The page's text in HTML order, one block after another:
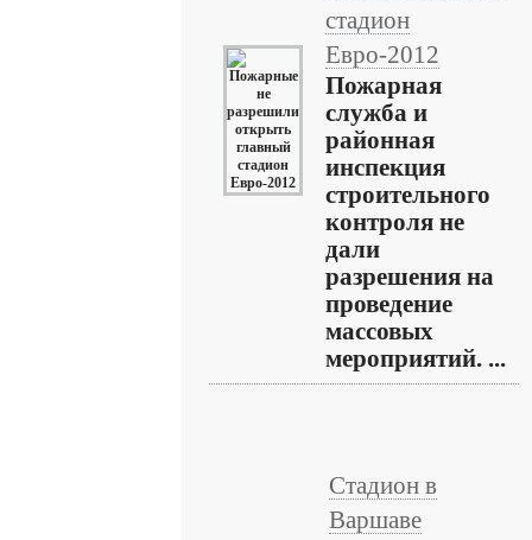
стадион
Евро-2012
Пожарная
служба и
районная
инспекция
строительного
контроля не
дали
разрешения на
проведение
массовых
мероприятий. ...
Стадион в
Варшаве